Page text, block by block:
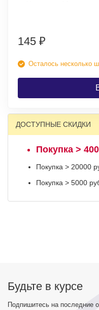
145 ₽
Осталось несколько
ДОСТУПНЫЕ СКИДКИ
Покупка >
Покупка > 20000
Покупка > 5000
Будьте в курсе
Подпишитесь на последние